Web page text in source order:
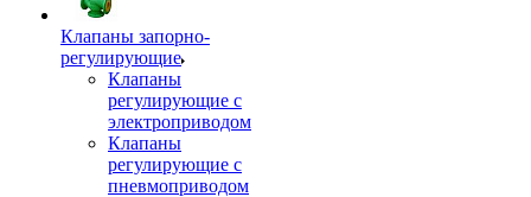
Клапаны запорно-
регулирующие
Клапаны
регулирующие с
электроприводом
Клапаны
регулирующие с
пневмоприводом